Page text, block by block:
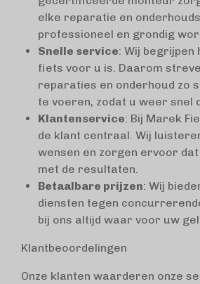
elke reparatie en
professioneel en grondig
Snelle service: Wij begrijpen
fiets voor u is. Daarom
reparaties en onderhoud zo
te voeren, zodat u weer snel
Klantenservice: Bij Marek
de klant centraal. Wij
wensen en zorgen ervoor
met de resultaten.
Betaalbare prijzen: Wij
diensten tegen
bij ons altijd waar voor uw
Klantbeoordelingen
Onze klanten waarderen onze